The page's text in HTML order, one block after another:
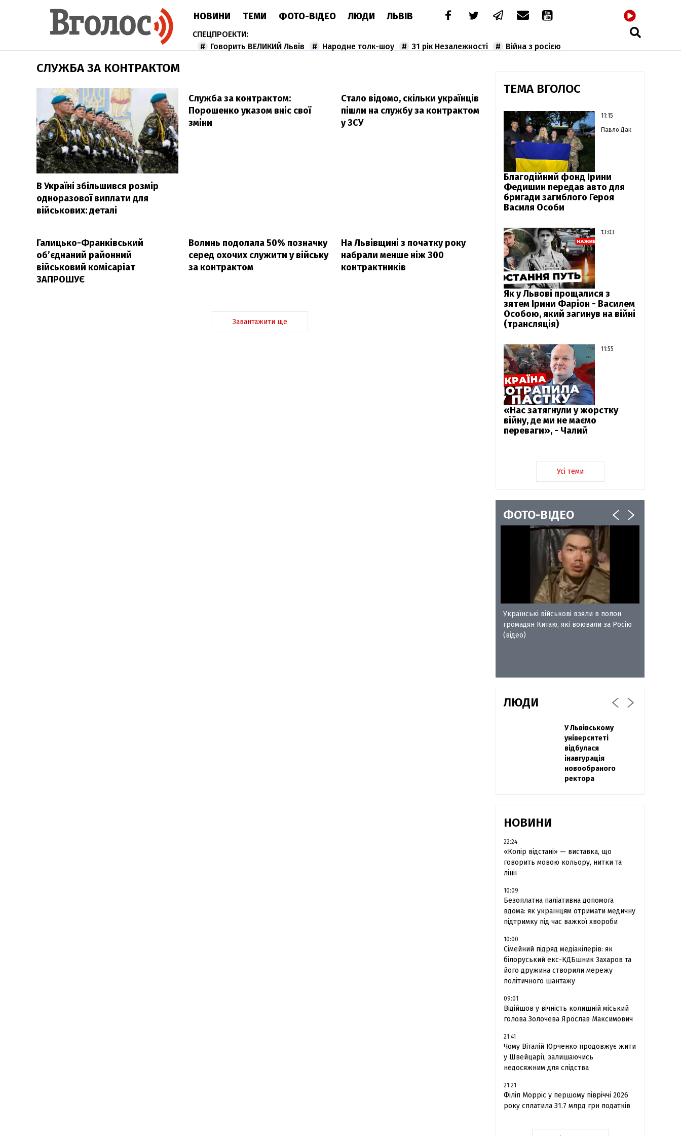
НОВИНИ ТЕМИ ФОТО-ВІДЕО ЛЮДИ ЛЬВІВ
Говорить ВЕЛИКИЙ Львів Народне толк-шоу 31 рік Незалежності Війна з росією
СЛУЖБА ЗА КОНТРАКТОМ
В Україні збільшився розмір
одноразової виплати для
військових: деталі
Служба за контрактом:
Порошенко указом вніс свої
зміни
Стало відомо, скільки українців
пішли на службу за контрактом
у ЗСУ
Галицько-Франківський
об’єднаний районний
військовий комісаріат
ЗАПРОШУЄ
Волинь подолала 50% позначку
серед охочих служити у війську
за контрактом
На Львівщині з початку року
набрали менше ніж 300
контрактників
Завантажити ще
ТЕМА ВГОЛОС
11:15
Павло Дак
Благодійний фонд Ірини
Федишин передав авто для
бригади загиблого Героя
Василя Особи
13:03
Як у Львові прощалися з
зятем Ірини Фаріон - Василем
Особою, який загинув на війні
(трансляція)
11:55
«Нас затягнули у жорстку
війну, де ми не маємо
переваги», - Чалий
Усі теми
ФОТО-ВІДЕО
Українські військові взяли в полон
громадян Китаю, які воювали за Росію
(відео)
ЛЮДИ
Павло Дак
«Час не лікує, лише
притуплює біль»:
сестра загиблого
під Бахмутом Воїна
з Буковини
Захисник
"Азовсталі" Діанов
вдруге одружився
та показав фото з
весілля
У Львівському
університеті
відбулася
інавгурація
новообраного
ректора
НОВИНИ
22:24
«Колір відстані» — виставка, що
говорить мовою кольору, нитки та
лінії
10:09
Безоплатна паліативна допомога
вдома: як українцям отримати медичну
підтримку під час важкої хвороби
10:00
Сімейний підряд медіакілерів: як
білоруський екс-КДБшник Захаров та
його дружина створили мережу
політичного шантажу
09:01
Відійшов у вічність колишній міський
голова Золочева Ярослав Максимович
21:41
Чому Віталій Юрченко продовжує жити
у Швейцарії, залишаючись
недосяжним для слідства
21:21
Філіп Морріс у першому півріччі 2026
року сплатила 31.7 млрд грн податків